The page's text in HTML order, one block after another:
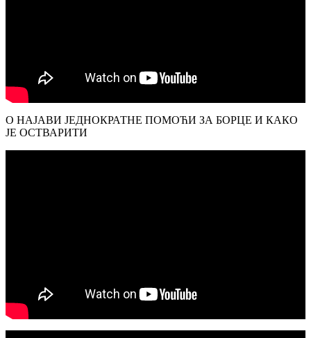
О НАЈАВИ ЈЕДНОКРАТНЕ ПОМОЋИ ЗА БОРЦЕ И КАКО
ЈЕ ОСТВАРИТИ